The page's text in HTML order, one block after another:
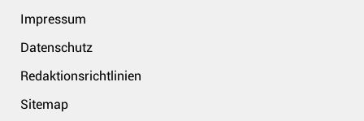
Impressum
Datenschutz
Redaktionsrichtlinien
Sitemap